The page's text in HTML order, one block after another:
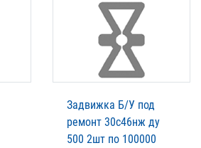
Задвижка Б/У под
ремонт 30с46нж ду
500 2шт по 100000